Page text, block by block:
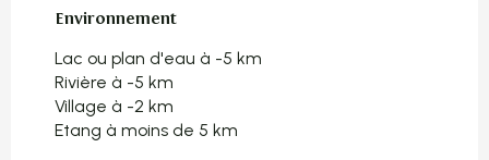
Environnement
Environnement
Lac ou plan d'eau à -5 km
Rivière à -5 km
Village à -2 km
Etang à moins de 5 km